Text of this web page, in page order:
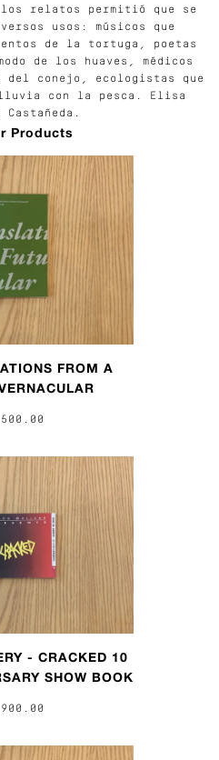
relatos permitió que se
usos: músicos que
de la tortuga, poetas
de los huaves, médicos
del conejo, ecologistas que
con la pesca. Elisa
Castañeda.
Products
FROM A
- CRACKED 10
SHOW BOOK